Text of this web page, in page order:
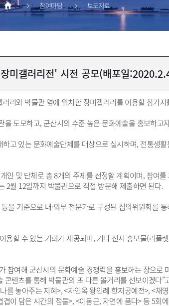
참여마당 보도자료
미갤러리전' 시전 공모(배포일
리와 박물관 옆에 위치한 장미갤러리를 이용할 참가
도모하고, 군산시의 수준 높은 문화예술을 홍보하고
고 있는 문화예술단체를 대상으로 실시하며, 전통생
및 단체로 총 8개의 주제를 선정할 계획이며, 참여
2월 12일까지 박물관으로 직접 방문해 제출하면 된다.
을 기준으로 내·외부 전문가로 구성된 심의위원회를
할 수 있는 기회가 제공되며, 기타 전시 홍보물(리플
참여해 군산시의 문화예술 경쟁력을 홍보하는 장으로
텐츠를 통해 박물관의 또 다른 볼거리를 선보이겠다”
놓아주는 지혜>, <차인옥 왕인례 한지공예전>, <채
이 담은 시간의 정물>, <이동근, 자연에 품다> 등 5회